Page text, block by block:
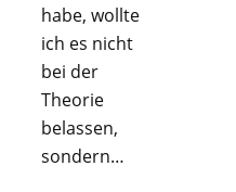
habe, wollte
ich es nicht
bei der
Theorie
belassen,
sondern…